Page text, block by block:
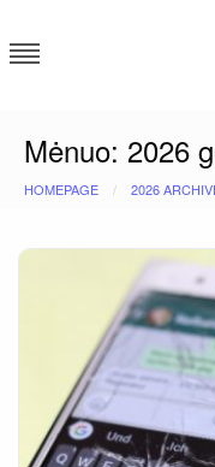
to
content
Mėnuo: 2026
HOMEPAGE 2026